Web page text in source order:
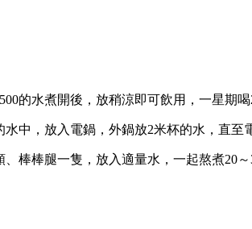
的水煮開後，放稍涼即可飲用，一星期喝
中，放入電鍋，外鍋放2米杯的水，直至
棒棒腿一隻，放入適量水，一起熬煮20～